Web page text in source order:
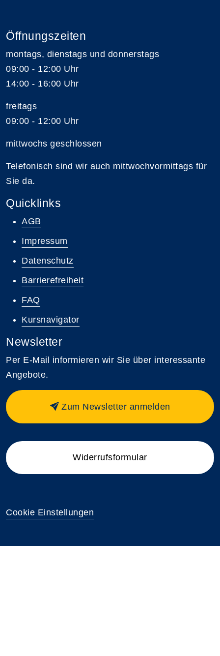
Öffnungszeiten
montags, dienstags und donnerstags
09:00 - 12:00 Uhr
14:00 - 16:00 Uhr
freitags
09:00 - 12:00 Uhr
mittwochs geschlossen
Telefonisch sind wir auch mittwochvormittags für
Sie da.
Quicklinks
AGB
Impressum
Datenschutz
Barrierefreiheit
FAQ
Kursnavigator
Newsletter
Per E-Mail informieren wir Sie über interessante
Angebote.
Zum Newsletter anmelden
Widerrufsformular
Cookie Einstellungen